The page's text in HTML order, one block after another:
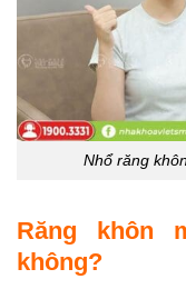
Nhổ răng
Răng khôn
không?